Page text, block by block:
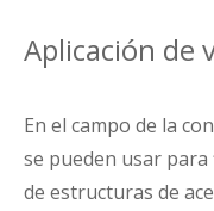
Aplicación de
En el campo de la
se pueden usar
de estructuras de